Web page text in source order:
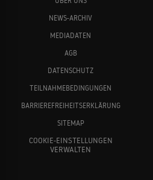
NEWS-ARCHIV
MEDIADATEN
AGB
DATENSCHUTZ
TEILNAHMEBEDINGUNGEN
BARRIEREFREIHEITSERKLÄRUNG
SITEMAP
COOKIE-EINSTELLUNGEN
VERWALTEN